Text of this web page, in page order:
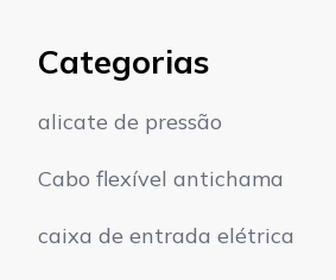
Categorias
alicate de pressão
Cabo flexível antichama
caixa de entrada elétrica